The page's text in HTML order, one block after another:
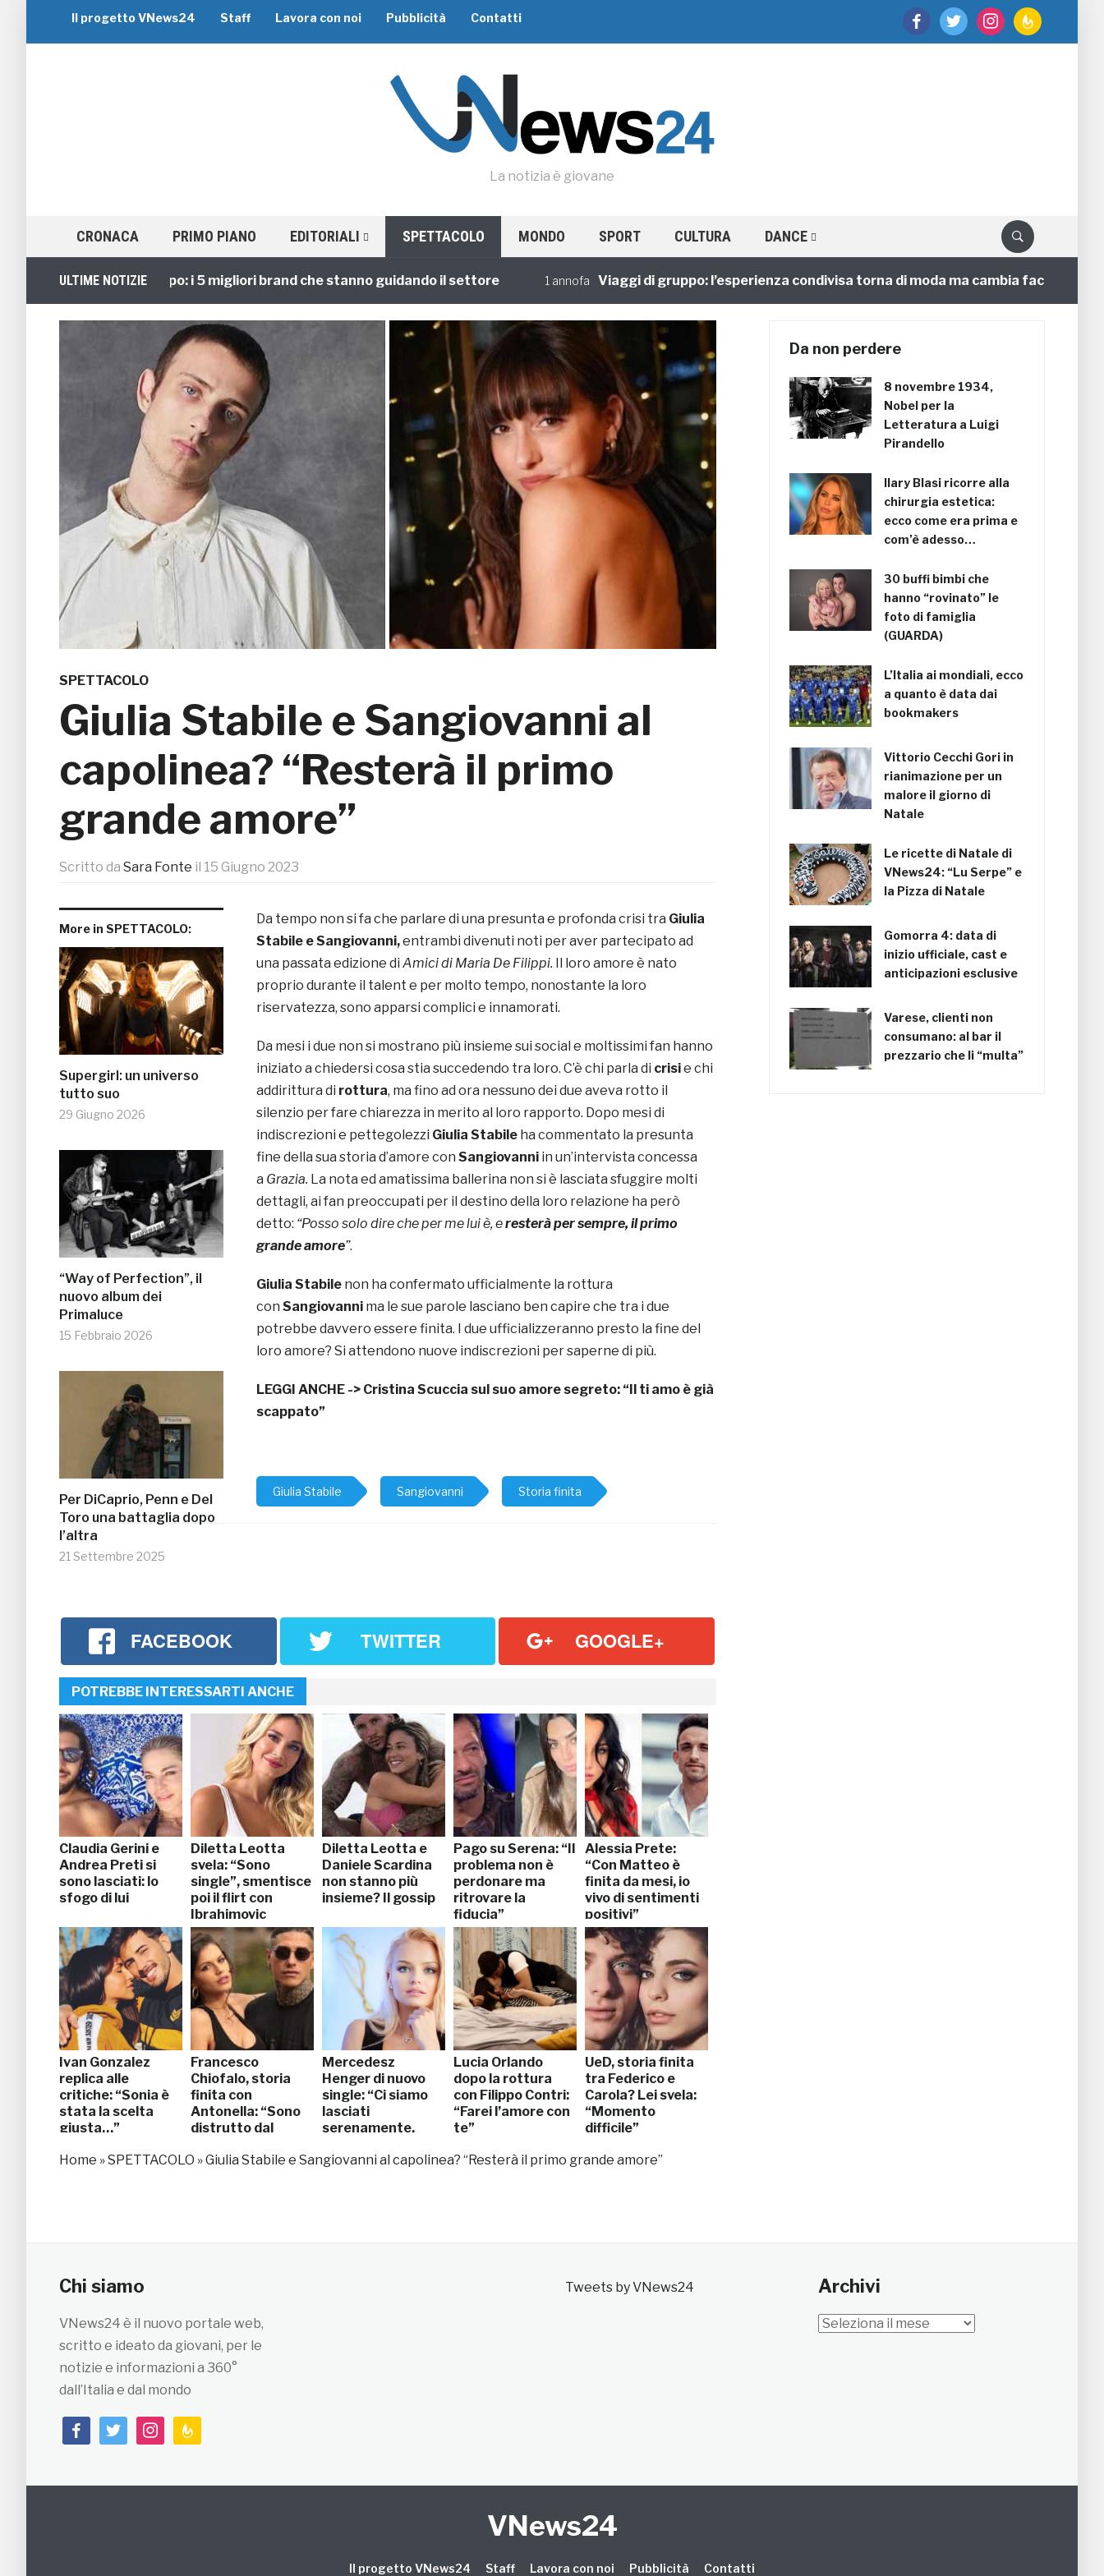
facebooktwitter instagramfeedburner
Il progetto VNews24 Staff Lavora con noi Pubblicità Contatti
La notizia è giovane
CRONACA PRIMO PIANO EDITORIALI SPETTACOLO MONDO SPORT CULTURA DANCE
ULTIME NOTIZIE
Viaggi di Gruppo: i 5 migliori brand che stanno guidando il settore 1 annofa Viaggi di gruppo: l’esperienza condivisa torna di moda ma cambia faccia
SPETTACOLO
Giulia Stabile e Sangiovanni al
capolinea? “Resterà il primo
grande amore”
Scritto da Sara Fonte il 15 Giugno 2023
More in SPETTACOLO:
Supergirl: un universo
tutto suo
29 Giugno 2026
“Way of Perfection”, il
nuovo album dei
Primaluce
15 Febbraio 2026
Per DiCaprio, Penn e Del
Toro una battaglia dopo
l’altra
21 Settembre 2025
Da tempo non si fa che parlare di una presunta e profonda crisi tra Giulia
Stabile e Sangiovanni,entrambi divenuti noti per aver partecipato ad
una passata edizione di Amici di Maria De Filippi. Il loro amore è nato
proprio durante il talent e per molto tempo, nonostante la loro
riservatezza, sono apparsi complici e innamorati.
Da mesi i due non si mostrano più insieme sui social e moltissimi fan hanno
iniziato a chiedersi cosa stia succedendo tra loro. C’è chi parla di crisie chi
addirittura di rottura, ma fino ad ora nessuno dei due aveva rotto il
silenzio per fare chiarezza in merito al loro rapporto. Dopo mesi di
indiscrezioni e pettegolezzi Giulia Stabile ha commentato la presunta
fine della sua storia d’amore con Sangiovanni in un’intervista concessa
a Grazia. La nota ed amatissima ballerina non si è lasciata sfuggire molti
dettagli, ai fan preoccupati per il destino della loro relazione ha però
detto: “Posso solo dire che per me lui è, eresterà per sempre, il primo
grande amore”.
Giulia Stabile non ha confermato ufficialmente la rottura
con Sangiovanni ma le sue parole lasciano ben capire che tra i due
potrebbe davvero essere finita. I due ufficializzeranno presto la fine del
loro amore? Si attendono nuove indiscrezioni per saperne di più.
LEGGI ANCHE -> Cristina Scuccia sul suo amore segreto: “Il ti amo è già
scappato”
Giulia Stabile Sangiovanni Storia finita
FACEBOOK TWITTER GOOGLE+
POTREBBE INTERESSARTI ANCHE
Claudia Gerini e
Andrea Preti si
sono lasciati: lo
sfogo di lui
Diletta Leotta
svela: “Sono
single”, smentisce
poi il flirt con
Ibrahimovic
Diletta Leotta e
Daniele Scardina
non stanno più
insieme? Il gossip
Pago su Serena: “Il
problema non è
perdonare ma
ritrovare la
fiducia”
Alessia Prete:
“Con Matteo è
finita da mesi, io
vivo di sentimenti
positivi”
Ivan Gonzalez
replica alle
critiche: “Sonia è
stata la scelta
giusta…”
Francesco
Chiofalo, storia
finita con
Antonella: “Sono
distrutto dal
Mercedesz
Henger di nuovo
single: “Ci siamo
lasciati
serenamente,
Lucia Orlando
dopo la rottura
con Filippo Contri:
“Farei l’amore con
te”
UeD, storia finita
tra Federico e
Carola? Lei svela:
“Momento
difficile”
Home »SPETTACOLO »Giulia Stabile e Sangiovanni al capolinea? “Resterà il primo grande amore”
Da non perdere
8 novembre 1934,
Nobel per la
Letteratura a Luigi
Pirandello
Ilary Blasi ricorre alla
chirurgia estetica:
ecco come era prima e
com’è adesso…
30 buffi bimbi che
hanno “rovinato” le
foto di famiglia
(GUARDA)
L’Italia ai mondiali, ecco
a quanto è data dai
bookmakers
Vittorio Cecchi Gori in
rianimazione per un
malore il giorno di
Natale
Le ricette di Natale di
VNews24: “Lu Serpe” e
la Pizza di Natale
Gomorra 4: data di
inizio ufficiale, cast e
anticipazioni esclusive
Varese, clienti non
consumano: al bar il
prezzario che li “multa”
Chi siamo
VNews24 è il nuovo portale web,
scritto e ideato da giovani, per le
notizie e informazioni a 360°
dall’Italia e dal mondo
facebooktwitterinstagramfeedburner
Tweets by VNews24 Archivi
Archivi
VNews24
Il progetto VNews24 Staff Lavora con noi Pubblicità Contatti